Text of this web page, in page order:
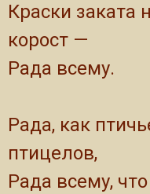
Краски заката
корост —
Рада всему.
Рада, как
птицелов,
Рада всему,